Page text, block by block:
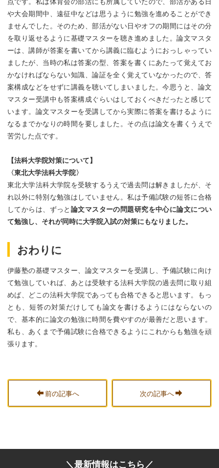
や大会期間中、遠征中などは思うように勉強を進めることができ
ませんでした。そのため、部活がない日やオフの期間にはその分
を取り返せるように基礎マスターを聴き進めました。論文マスタ
ーは、講師が答案を書いてから講義に臨むようにおっしゃってい
ましたが、当時の私は答案の型、答案を書くにあたって覚えてお
かなければならない知識、論証を全く覚えていなかったので、答
案構成などをせずに講義を聴いてしまいました。今思うと、論文
マスター受講中も答案構成ぐらいはしておくべきだったと感じて
います。論文マスターを受講してから実際に答案を書けるように
なるまでかなりの時間を要しました。その点は論文を書くうえで
苦労した点です。
【法科大学院対策について】
〈東北大学法科大学院〉
東北大学法科大学院を受験するうえで過去問は解きましたが、そ
れ以外に特別な勉強はしていません。私は予備試験の短答に合格
してからは、ずっと 論文マスターの問題研究を中心に論文につい
て勉強し、それが同時に大学院入試の対策にもなりました。
おわりに
伊藤塾の基礎マスター、論文マスターを受講し、予備試験に向け
て勉強していれば、あとは受験する法科大学院の過去問に取り組
めば、どこの法科大学院であっても合格できると思います。もっ
とも、短答の対策だけしても論文を書けるようにはならないの
で、基本的に論文の勉強に時間を費やすのが最善だと思います。
私も、あくまで予備試験に合格できるようにこれからも勉強を頑
張ります。
前の記事へ 次の記事へ
＼最新情報はこちら／